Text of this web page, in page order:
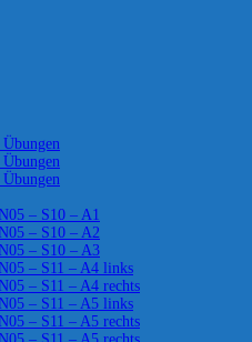
– S10 – A1
– S10 – A2
– S10 – A3
– S11 – A4 links
– S11 – A4 rechts
– S11 – A5 links
– S11 – A5 rechts